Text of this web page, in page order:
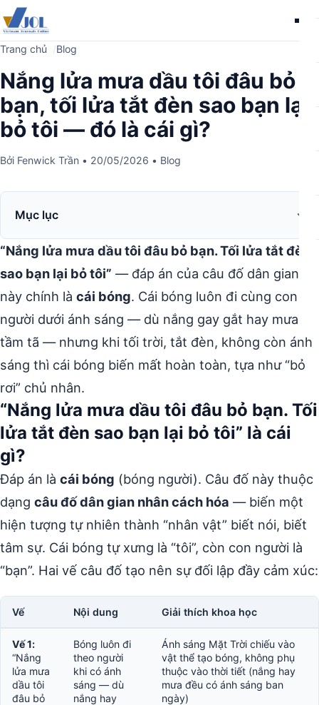
Trang chủ Blog
Nắng lửa mưa dầu tôi đâu bỏ
bạn, tối lửa tắt đèn sao bạn lại
bỏ tôi — đó là cái gì?
Bởi Fenwick Trần • 20/05/2026 • Blog
Mục lục
“Nắng lửa mưa dầu tôi đâu bỏ bạn. Tối lửa tắt đèn
sao bạn lại bỏ tôi” — đáp án của câu đố dân gian
này chính là cái bóng. Cái bóng luôn đi cùng con
người dưới ánh sáng — dù nắng gay gắt hay mưa
tầm tã — nhưng khi tối trời, tắt đèn, không còn ánh
sáng thì cái bóng biến mất hoàn toàn, tựa như “bỏ
rơi” chủ nhân.
“Nắng lửa mưa dầu tôi đâu bỏ bạn. Tối
lửa tắt đèn sao bạn lại bỏ tôi” là cái
gì?
Đáp án là cái bóng (bóng người). Câu đố này thuộc
dạng câu đố dân gian nhân cách hóa — biến một
hiện tượng tự nhiên thành “nhân vật” biết nói, biết
tâm sự. Cái bóng tự xưng là “tôi”, còn con người là
“bạn”. Hai vế câu đố tạo nên sự đối lập đầy cảm xúc:
Vế Nội dung Giải thích khoa học
Vế 1:
“Nắng
lửa mưa
dầu tôi
đâu bỏ
Bóng luôn đi
theo người
khi có ánh
sáng — dù
nắng hay
Ánh sáng Mặt Trời chiếu vào
vật thể tạo bóng, không phụ
thuộc vào thời tiết (nắng hay
mưa đều có ánh sáng ban
ngày)